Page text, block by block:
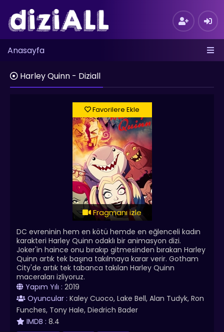
Anasayfa
Harley Quinn - Diziall
Favorilere Ekle
Fragmanı izle
DC evreninin hem en kötü hemde en eğlenceli kadın
karakteri Harley Quinn odaklı bir animasyon dizi.
Joker'in haince onu bırakıp gitmesinden bırakan Harley
Quinn artık tek başına takılmaya karar verir. Gotham
City'de artık tek tabanca takılan Harley Quinn
maceraları izliyoruz.
Yapım Yılı : 2019
Oyuncular : Kaley Cuoco, Lake Bell, Alan Tudyk, Ron
Funches, Tony Hale, Diedrich Bader
IMDB : 8.4